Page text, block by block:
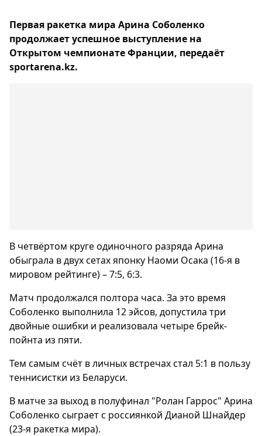
Первая ракетка мира Арина Соболенко
продолжает успешное выступление на
Открытом чемпионате Франции, передаёт
sportarena.kz.
В четвёртом круге одиночного разряда Арина
обыграла в двух сетах японку Наоми Осака (16-я в
мировом рейтинге) – 7:5, 6:3.
Матч продолжался полтора часа. За это время
Соболенко выполнила 12 эйсов, допустила три
двойные ошибки и реализовала четыре брейк-
пойнта из пяти.
Тем самым счёт в личных встречах стал 5:1 в пользу
теннисистки из Беларуси.
В матче за выход в полуфинал "Ролан Гаррос" Арина
Соболенко сыграет с россиянкой Дианой Шнайдер
(23-я ракетка мира).